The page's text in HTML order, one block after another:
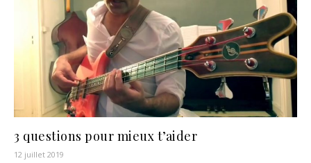
3 questions pour mieux t’aider
12 juillet 2019